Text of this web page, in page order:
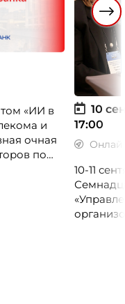
«ИИ в
и
очная
по
10
17:00
10-11